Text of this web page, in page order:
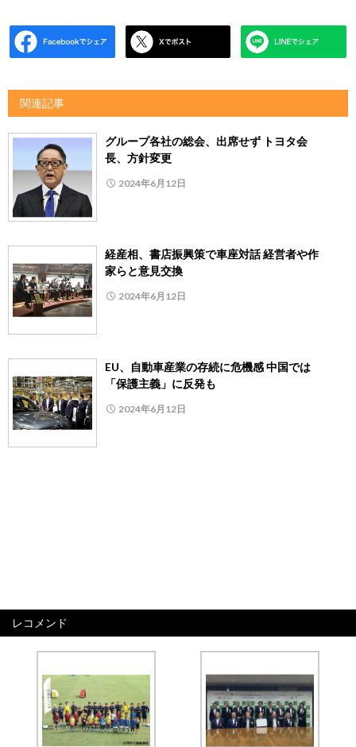
関連記事
グループ各社の総会、出席せず トヨタ会
長、方針変更
2024年6月12日
経産相、書店振興策で車座対話 経営者や作
家らと意見交換
2024年6月12日
EU、自動車産業の存続に危機感 中国では
「保護主義」に反発も
2024年6月12日
レコメンド